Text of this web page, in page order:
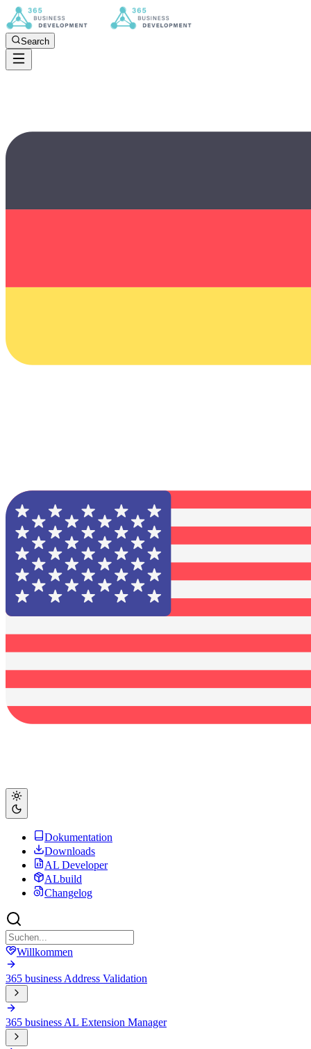
Search
Dokumentation
Downloads
AL Developer
ALbuild
Changelog
Willkommen
365 business Address Validation
365 business AL Extension Manager